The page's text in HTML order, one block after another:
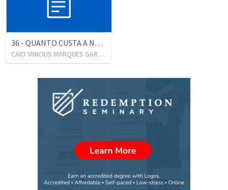
36 - QUANTO CUSTA A NOSSA CONVICÇÃO?
CAIO VINICIUS MARQUES GARCIA